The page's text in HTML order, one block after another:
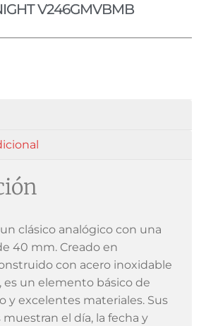
V246GMVBMB
un clásico analógico con una
40 mm. Creado en
con acero inoxidable
es un elemento básico de
y excelentes materiales. Sus
el día, la fecha y